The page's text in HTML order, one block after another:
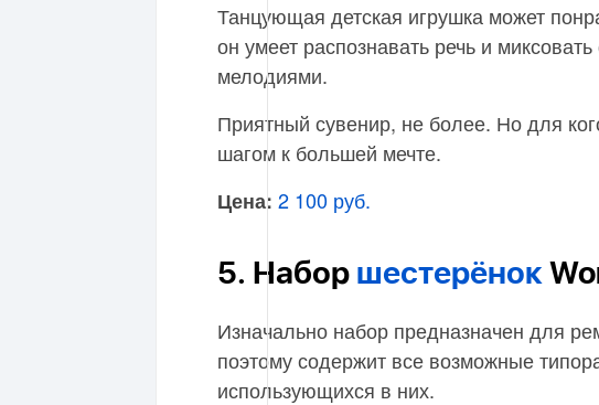
Танцующая детская игрушка может
он умеет распознавать речь и
мелодиями.
Приятный сувенир, не более. Но для
шагом к большей мечте.
Цена: 2 100 руб.
5. Набор шестерёнок
Изначально набор предназначен для
поэтому содержит все возможные
использующихся в них.